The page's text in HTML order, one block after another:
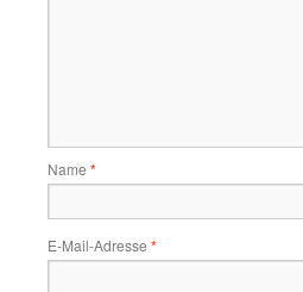
Name *
E-Mail-Adresse *